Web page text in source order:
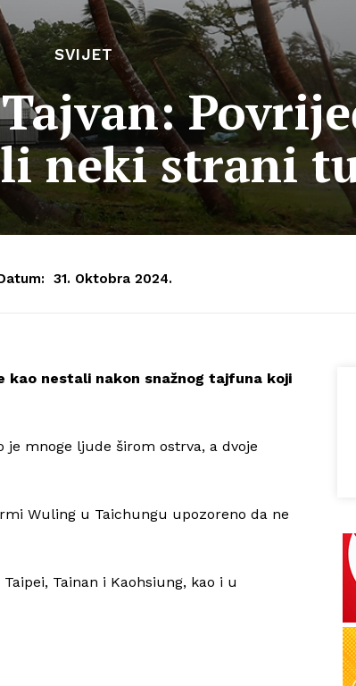
SVIJET
neki strani
31. Oktobra 2024.
kao nestali nakon snažnog tajfuna koji
je mnoge ljude širom ostrva, a dvoje
Wuling u Taichungu upozoreno da ne
Tainan i Kaohsiung, kao i u